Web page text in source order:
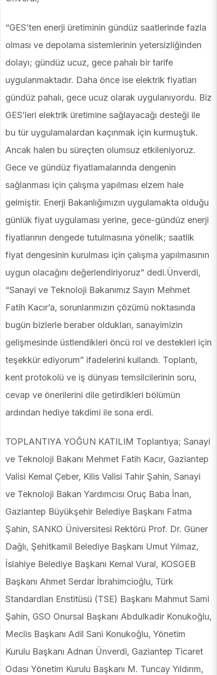
“GES’ten enerji üretiminin gündüz saatlerinde fazla
olması ve depolama sistemlerinin yetersizliğinden
dolayı; gündüz ucuz, gece pahalı bir tarife
uygulanmaktadır. Daha önce ise elektrik fiyatları
gündüz pahalı, gece ucuz olarak uygulanıyordu. Biz
GES’leri elektrik üretimine sağlayacağı desteği ile
bu tür uygulamalardan kaçınmak için kurmuştuk.
Ancak halen bu süreçten olumsuz etkileniyoruz.
Gece ve gündüz fiyatlamalarında dengenin
sağlanması için çalışma yapılması elzem hale
gelmiştir. Enerji Bakanlığımızın uygulamakta olduğu
günlük fiyat uygulaması yerine, gece-gündüz enerji
fiyatlarının dengede tutulmasına yönelik; saatlik
fiyat dengesinin kurulması için çalışma yapılmasının
uygun olacağını değerlendiriyoruz” dedi.Ünverdi,
“Sanayi ve Teknoloji Bakanımız Sayın Mehmet
Fatih Kacır’a, sorunlarımızın çözümü noktasında
bugün bizlerle beraber oldukları, sanayimizin
gelişmesinde üstlendikleri öncü rol ve destekleri için
teşekkür ediyorum” ifadelerini kullandı. Toplantı,
kent protokolü ve iş dünyası temsilcilerinin soru,
cevap ve önerilerini dile getirdikleri bölümün
ardından hediye takdimi ile sona erdi.
TOPLANTIYA YOĞUN KATILIM Toplantıya; Sanayi
ve Teknoloji Bakanı Mehmet Fatih Kacır, Gaziantep
Valisi Kemal Çeber, Kilis Valisi Tahir Şahin, Sanayi
ve Teknoloji Bakan Yardımcısı Oruç Baba İnan,
Gaziantep Büyükşehir Belediye Başkanı Fatma
Şahin, SANKO Üniversitesi Rektörü Prof. Dr. Güner
Dağlı, Şehitkamil Belediye Başkanı Umut Yılmaz,
İslahiye Belediye Başkanı Kemal Vural, KOSGEB
Başkanı Ahmet Serdar İbrahimcioğlu, Türk
Standardları Enstitüsü (TSE) Başkanı Mahmut Sami
Şahin, GSO Onursal Başkanı Abdulkadir Konukoğlu,
Meclis Başkanı Adil Sani Konukoğlu, Yönetim
Kurulu Başkanı Adnan Ünverdi, Gaziantep Ticaret
Odası Yönetim Kurulu Başkanı M. Tuncay Yıldırım,